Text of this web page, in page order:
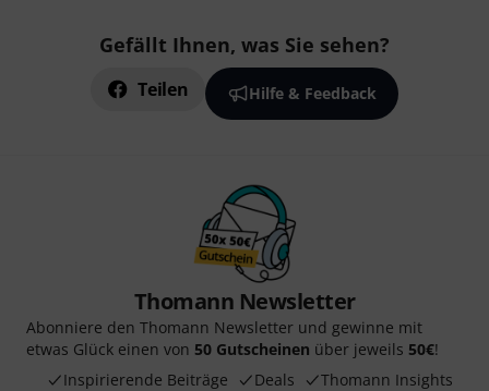
Gefällt Ihnen, was Sie sehen?
Teilen Hilfe & Feedback
Thomann Newsletter
Abonniere den Thomann Newsletter und gewinne mit
etwas Glück einen von 50 Gutscheinen über jeweils 50€!
Inspirierende Beiträge
Deals Thomann Insights